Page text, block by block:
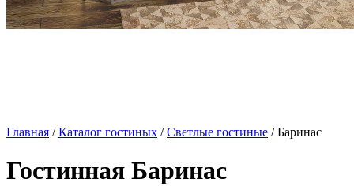
Главная /Каталог гостиных /Светлые гостиные / Баринас
Гостинная Баринас